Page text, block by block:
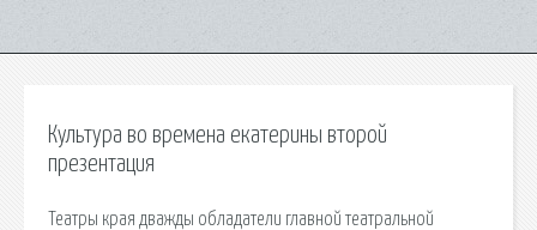
Культура во времена екатерины второй
презентация
Театры края дважды обладатели главной театральной